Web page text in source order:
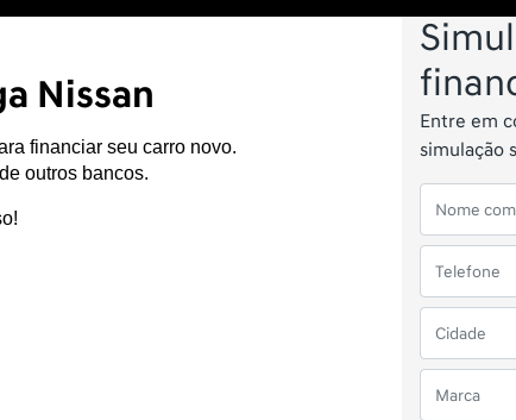
Nissan
financiar seu carro novo.
outros bancos.
Entre em
simulação